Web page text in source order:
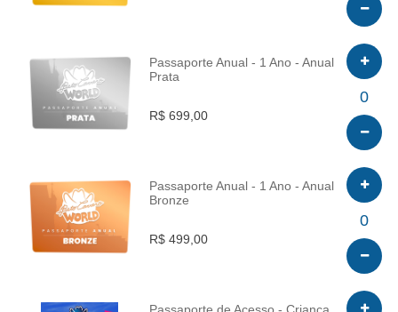
INFO
Passaporte Anual - 1 Ano - Anual
Prata
R$ 699,00
0
INFO
Passaporte Anual - 1 Ano - Anual
Bronze
R$ 499,00
0